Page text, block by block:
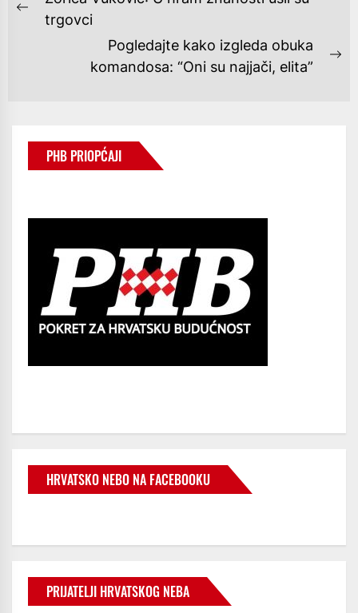
OBJAVA
Previous
trgovci
Pogledajte kako izgleda obuka
komandosa: “Oni su najjači, elita”
PHB PRIOPĆAJI
HRVATSKO NEBO NA FACEBOOKU
PRIJATELJI HRVATSKOG NEBA